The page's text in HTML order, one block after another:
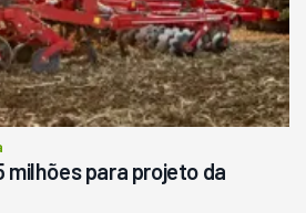
milhões para projeto da